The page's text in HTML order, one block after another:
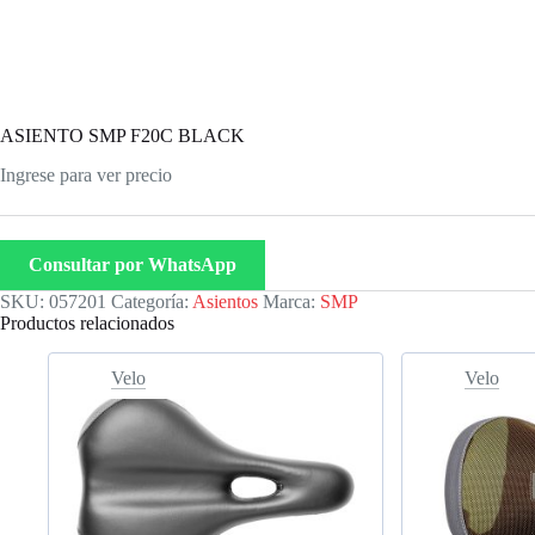
ASIENTO SMP F20C BLACK
Ingrese para ver precio
Consultar por WhatsApp
SKU: 057201 Categoría: Asientos Marca: SMP
Productos relacionados
Velo Velo